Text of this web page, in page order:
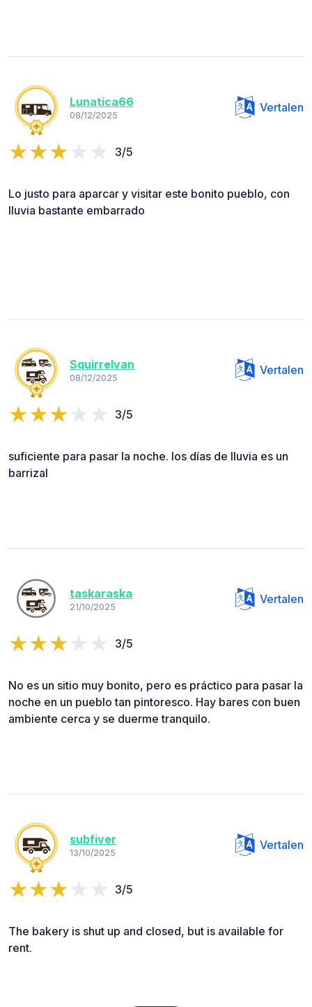
Lunatica66
08/12/2025
Vertalen
3/5
Lo justo para aparcar y visitar este bonito pueblo, con
lluvia bastante embarrado
Squirrelvan
08/12/2025
Vertalen
3/5
suficiente para pasar la noche. los días de lluvia es un
barrizal
taskaraska
21/10/2025
Vertalen
3/5
No es un sitio muy bonito, pero es práctico para pasar la
noche en un pueblo tan pintoresco. Hay bares con buen
ambiente cerca y se duerme tranquilo.
subfiver
13/10/2025
Vertalen
3/5
The bakery is shut up and closed, but is available for
rent.